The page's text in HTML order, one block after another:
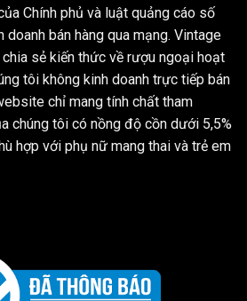
Chính phủ và luật quảng cáo số
bán hàng qua mạng. Vintage
sẻ kiến thức về rượu ngoại hoạt
tôi không kinh doanh trực tiếp bán
chỉ mang tính chất tham
chúng tôi có nồng độ cồn dưới 5,5%
hợp với phụ nữ mang thai và trẻ em